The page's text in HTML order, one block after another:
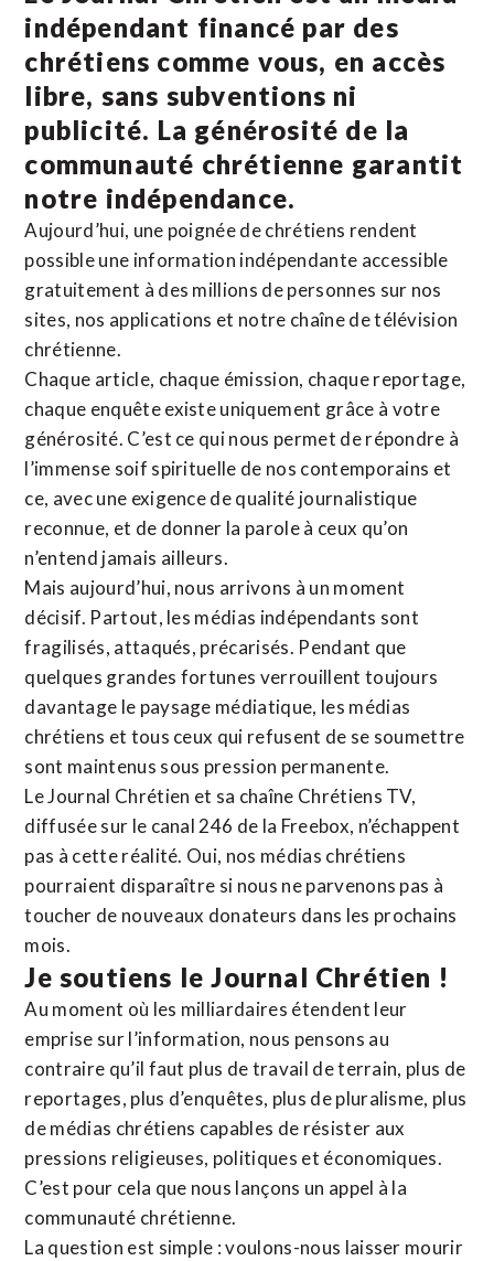
indépendant financé par des
chrétiens comme vous, en accès
libre, sans subventions ni
publicité. La générosité de la
communauté chrétienne garantit
notre indépendance.
Aujourd’hui, une poignée de chrétiens rendent
possible une information indépendante accessible
gratuitement à des millions de personnes sur nos
sites, nos applications et notre chaîne de télévision
chrétienne.
Chaque article, chaque émission, chaque reportage,
chaque enquête existe uniquement grâce à votre
générosité. C’est ce qui nous permet de répondre à
l’immense soif spirituelle de nos contemporains et
ce, avec une exigence de qualité journalistique
reconnue, et de donner la parole à ceux qu’on
n’entend jamais ailleurs.
Mais aujourd’hui, nous arrivons à un moment
décisif. Partout, les médias indépendants sont
fragilisés, attaqués, précarisés. Pendant que
quelques grandes fortunes verrouillent toujours
davantage le paysage médiatique, les médias
chrétiens et tous ceux qui refusent de se soumettre
sont maintenus sous pression permanente.
Le Journal Chrétien et sa chaîne Chrétiens TV,
diffusée sur le canal 246 de la Freebox, n’échappent
pas à cette réalité. Oui, nos médias chrétiens
pourraient disparaître si nous ne parvenons pas à
toucher de nouveaux donateurs dans les prochains
mois.
Je soutiens le Journal Chrétien !
Au moment où les milliardaires étendent leur
emprise sur l’information, nous pensons au
contraire qu’il faut plus de travail de terrain, plus de
reportages, plus d’enquêtes, plus de pluralisme, plus
de médias chrétiens capables de résister aux
pressions religieuses, politiques et économiques.
C’est pour cela que nous lançons un appel à la
communauté chrétienne.
La question est simple : voulons-nous laisser mourir